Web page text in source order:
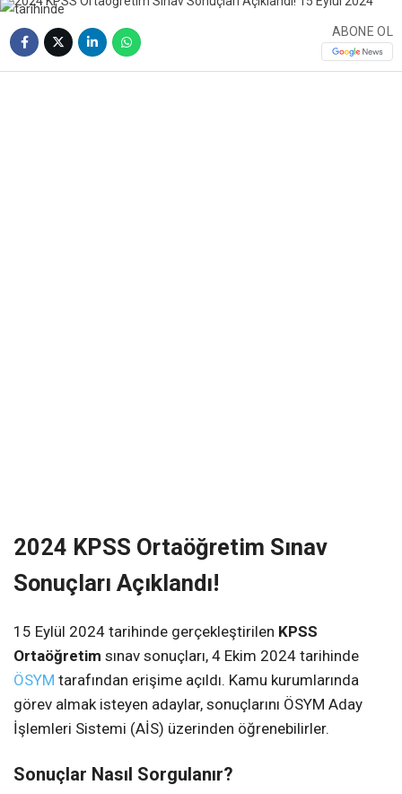
ABONE OL
2024 KPSS Ortaöğretim Sınav
Sonuçları Açıklandı!
15 Eylül 2024 tarihinde gerçekleştirilen KPSS
Ortaöğretim sınav sonuçları, 4 Ekim 2024 tarihinde
ÖSYM tarafından erişime açıldı. Kamu kurumlarında
görev almak isteyen adaylar, sonuçlarını ÖSYM Aday
İşlemleri Sistemi (AİS) üzerinden öğrenebilirler.
Sonuçlar Nasıl Sorgulanır?